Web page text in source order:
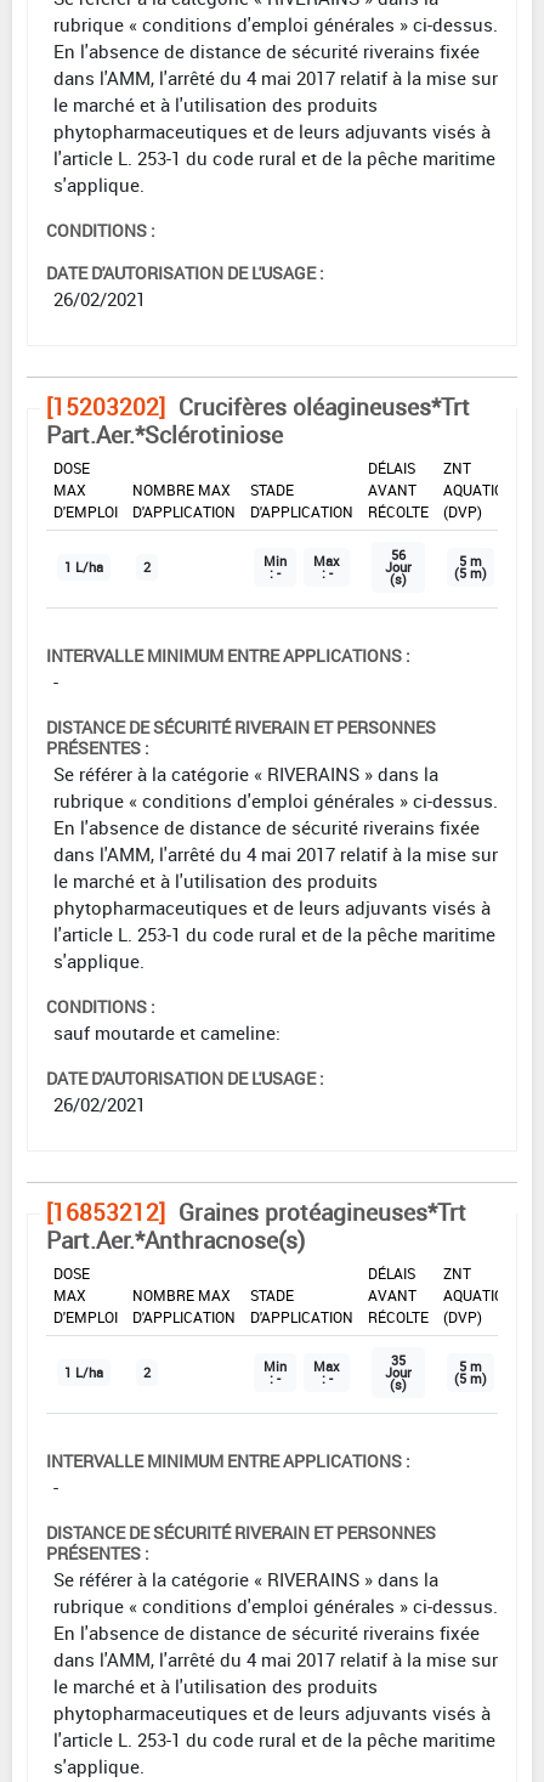
rubrique « conditions d'emploi générales » ci-dessus.
En l'absence de distance de sécurité riverains fixée
dans l'AMM, l'arrêté du 4 mai 2017 relatif à la mise sur
le marché et à l'utilisation des produits
phytopharmaceutiques et de leurs adjuvants visés à
l'article L. 253-1 du code rural et de la pêche maritime
s'applique.
CONDITIONS :
DATE D'AUTORISATION DE L'USAGE :
26/02/2021
[15203202] Crucifères oléagineuses*Trt
Part.Aer.*Sclérotiniose
DOSE
MAX
D'EMPLOI
NOMBRE MAX
D'APPLICATION
STADE
D'APPLICATION
DÉLAIS
AVANT
RÉCOLTE
ZNT
AQUATIQUE
(DVP)
1 L/ha 2 Min
: -
Max
: -
56
Jour
(s)
5 m
(5 m)
INTERVALLE MINIMUM ENTRE APPLICATIONS :
-
DISTANCE DE SÉCURITÉ RIVERAIN ET PERSONNES
PRÉSENTES :
Se référer à la catégorie « RIVERAINS » dans la
rubrique « conditions d'emploi générales » ci-dessus.
En l'absence de distance de sécurité riverains fixée
dans l'AMM, l'arrêté du 4 mai 2017 relatif à la mise sur
le marché et à l'utilisation des produits
phytopharmaceutiques et de leurs adjuvants visés à
l'article L. 253-1 du code rural et de la pêche maritime
s'applique.
CONDITIONS :
sauf moutarde et cameline:
DATE D'AUTORISATION DE L'USAGE :
26/02/2021
[16853212] Graines protéagineuses*Trt
Part.Aer.*Anthracnose(s)
DOSE
MAX
D'EMPLOI
NOMBRE MAX
D'APPLICATION
STADE
D'APPLICATION
DÉLAIS
AVANT
RÉCOLTE
ZNT
AQUATIQUE
(DVP)
1 L/ha 2 Min
: -
Max
: -
35
Jour
(s)
5 m
(5 m)
INTERVALLE MINIMUM ENTRE APPLICATIONS :
-
DISTANCE DE SÉCURITÉ RIVERAIN ET PERSONNES
PRÉSENTES :
Se référer à la catégorie « RIVERAINS » dans la
rubrique « conditions d'emploi générales » ci-dessus.
En l'absence de distance de sécurité riverains fixée
dans l'AMM, l'arrêté du 4 mai 2017 relatif à la mise sur
le marché et à l'utilisation des produits
phytopharmaceutiques et de leurs adjuvants visés à
l'article L. 253-1 du code rural et de la pêche maritime
s'applique.